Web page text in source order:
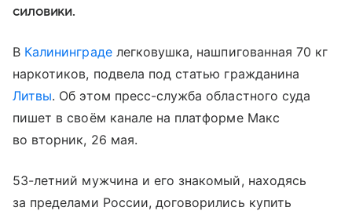
силовики.
В Калининграделегковушка, нашпигованная 70 кг
наркотиков, подвела под статью гражданина
Литвы. Об этом пресс-служба областного суда
пишет в своём канале на платформе Макс
во вторник, 26 мая.
53-летний мужчина и его знакомый, находясь
за пределами России, договорились купить